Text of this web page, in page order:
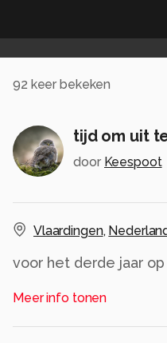
92 keer bekeken
tijd om uit
door Keespoot
Vlaardingen,
voor het derde jaar
Meer info tonen